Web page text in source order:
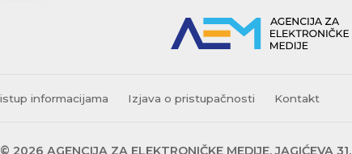
informacijama Izjava o pristupačnosti Kontakt
© 2026 AGENCIJA ZA ELEKTRONIČKE MEDIJE, JAGIĆEVA